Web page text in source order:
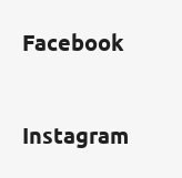
Facebook
Instagram